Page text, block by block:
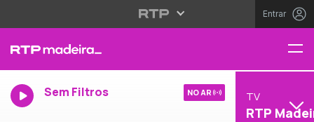
Entrar
Sem Filtros NO AR TV
RTP